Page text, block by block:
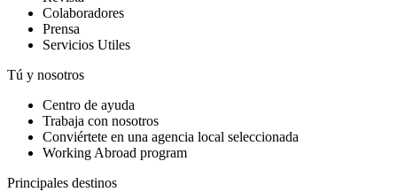
Colaboradores
Prensa
Servicios Utiles
Tú y nosotros
Centro de ayuda
Trabaja con nosotros
Conviértete en una agencia local seleccionada
Working Abroad program
Principales destinos